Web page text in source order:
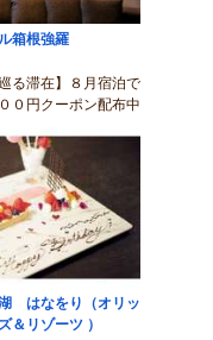
箱根強羅
る滞在】８月宿泊で
０円クーポン配布中
はなをり（オリッ
＆リゾーツ ）